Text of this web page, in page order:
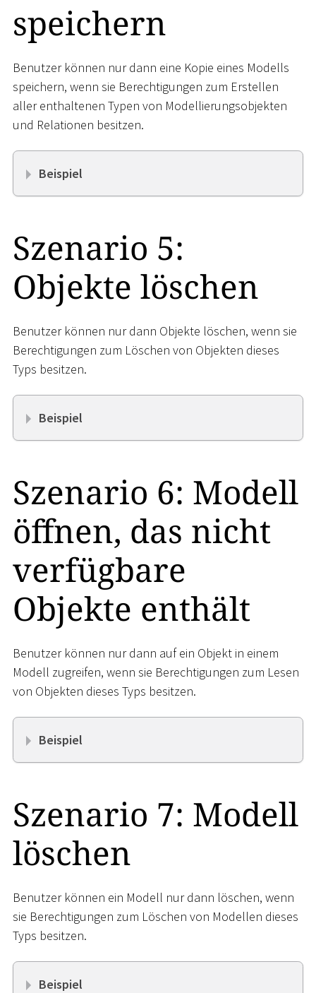
speichern
Benutzer können nur dann eine Kopie eines Modells
speichern, wenn sie Berechtigungen zum Erstellen
aller enthaltenen Typen von Modellierungsobjekten
und Relationen besitzen.
Beispiel
Szenario 5:
Objekte löschen
Benutzer können nur dann Objekte löschen, wenn sie
Berechtigungen zum Löschen von Objekten dieses
Typs besitzen.
Beispiel
Szenario 6: Modell
öffnen, das nicht
verfügbare
Objekte enthält
Benutzer können nur dann auf ein Objekt in einem
Modell zugreifen, wenn sie Berechtigungen zum Lesen
von Objekten dieses Typs besitzen.
Beispiel
Szenario 7: Modell
löschen
Benutzer können ein Modell nur dann löschen, wenn
sie Berechtigungen zum Löschen von Modellen dieses
Typs besitzen.
Beispiel